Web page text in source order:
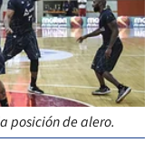
posición de alero.